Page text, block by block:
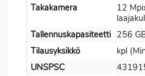
Takakamera
12
Tallennuskapasiteetti 256
Tilausyksikkö
kpl
UNSPSC